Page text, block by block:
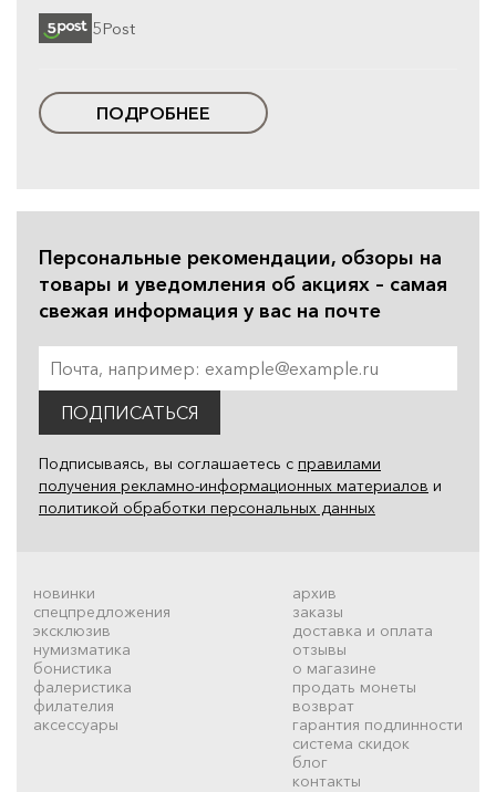
5Post
ПОДРОБНЕЕ
Персональные рекомендации, обзоры на
товары и уведомления об акциях – самая
свежая информация у вас на почте
ПОДПИСАТЬСЯ
Подписываясь, вы соглашаетесь с правилами
получения рекламно-информационных материалов и
политикой обработки персональных данных
новинки
спецпредложения
эксклюзив
нумизматика
бонистика
фалеристика
филателия
аксессуары
архив
заказы
доставка и оплата
отзывы
о магазине
продать монеты
возврат
гарантия подлинности
система скидок
блог
контакты